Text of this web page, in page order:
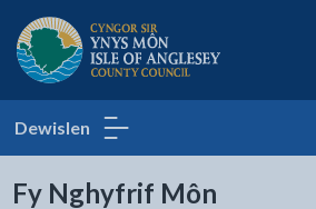
Cyngor Sir Ynys Môn
Dewislen
Fy Nghyfrif Môn